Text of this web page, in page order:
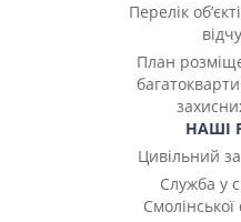
Перелік
План
НАШІ
Цивільний
Служба у